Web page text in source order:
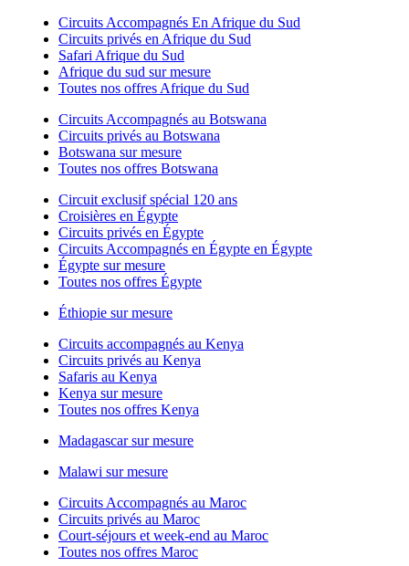
Circuits Accompagnés En Afrique du Sud
Circuits privés en Afrique du Sud
Safari Afrique du Sud
Afrique du sud sur mesure
Toutes nos offres Afrique du Sud
Circuits Accompagnés au Botswana
Circuits privés au Botswana
Botswana sur mesure
Toutes nos offres Botswana
Circuit exclusif spécial 120 ans
Croisières en Égypte
Circuits privés en Égypte
Circuits Accompagnés en Égypte en Égypte
Égypte sur mesure
Toutes nos offres Égypte
Éthiopie sur mesure
Circuits accompagnés au Kenya
Circuits privés au Kenya
Safaris au Kenya
Kenya sur mesure
Toutes nos offres Kenya
Madagascar sur mesure
Malawi sur mesure
Circuits Accompagnés au Maroc
Circuits privés au Maroc
Court-séjours et week-end au Maroc
Toutes nos offres Maroc